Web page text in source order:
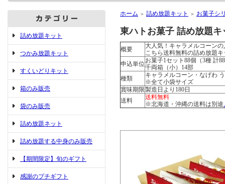
詰め放題キット
つかみ放題キット
すくいどりキット
箱のみ販売
袋のみ販売
詰め放題ネット
詰め放題する中身のみ販売
【期間限定】旬のギフト
感謝のプチギフト
ホーム ＞ 詰め放題キット ＞ お菓子シ
東ハトお菓子 詰め放題
概要
大人気！キャラメルコーン
こちら送料無料の詰め放題
申込単位 お菓子1セット88個（3種 計
千両箱（小）14部
種類
キャラメルコーン・なげわ
※全て小袋サイズ
賞味期限製造日より180日
送料
送料無料
※北海道・沖縄の送料は別途